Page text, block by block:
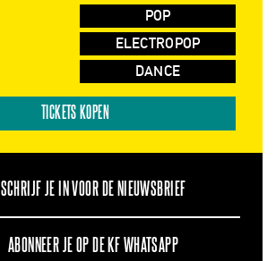
POP
ELECTROPOP
DANCE
TICKETS KOPEN
SCHRIJF JE IN VOOR DE NIEUWSBRIEF
ABONNEER JE OP DE KF WHATSAPP